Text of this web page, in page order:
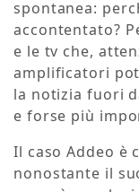
spontanea:
accontentato?
e le tv che,
amplificatori
la notizia fuori
e forse più
Il caso Addeo è
nonostante il